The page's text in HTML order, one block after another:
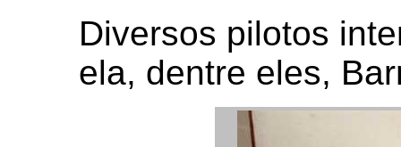
Diversos pilotos
ela, dentre eles,